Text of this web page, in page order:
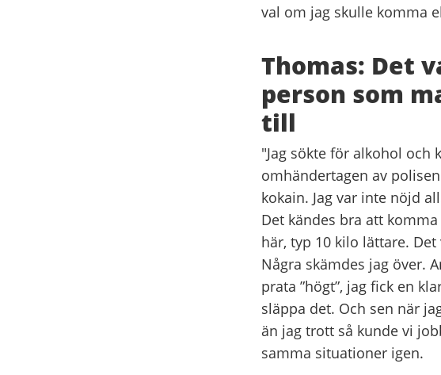
val om jag skulle komma
Thomas: Det
person som
till
"Jag sökte för alkohol och
omhändertagen av
kokain. Jag var inte nöjd
Det kändes bra att
här, typ 10 kilo lättare.
Några skämdes jag över.
prata ”högt”, jag fick en
släppa det. Och sen när
än jag trott så kunde vi
samma situationer igen.